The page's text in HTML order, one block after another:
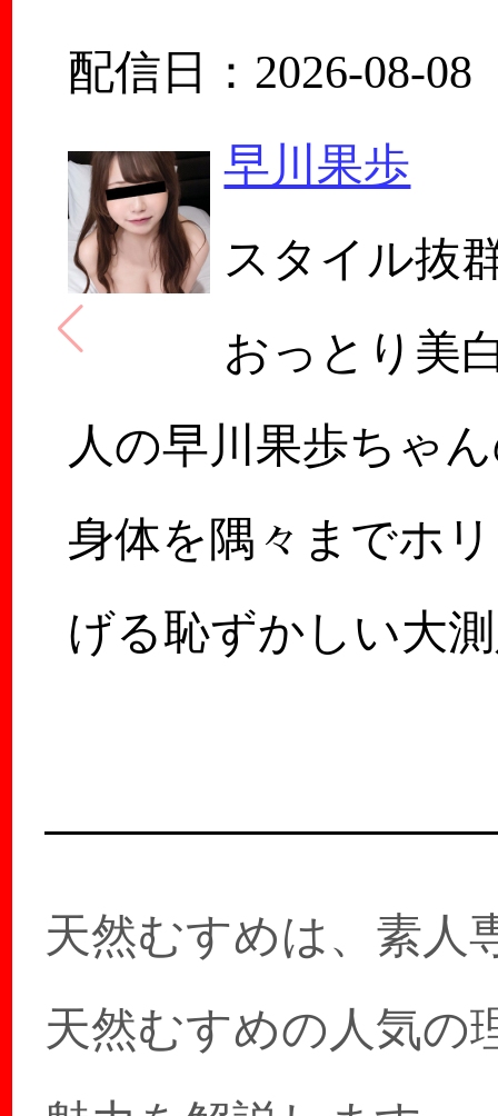
配信日：2026-08-08
早川果歩
スタイル抜
おっとり美
人の早川果歩ちゃ
身体を隅々までホ
げる恥ずかしい大
いですか？測らせ
ら…
天然むすめは、素人
天然むすめの人気の